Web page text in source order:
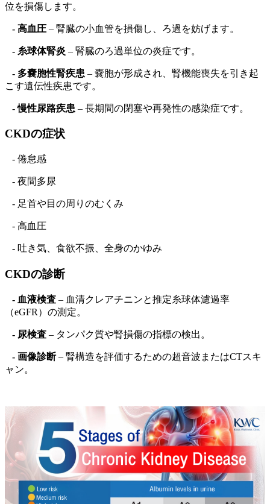
位を損傷します。
- 高血圧 – 腎臓の小血管を損傷し、ろ過を妨げます。
- 糸球体腎炎 – 腎臓のろ過単位の炎症です。
- 多嚢胞性腎疾患 – 嚢胞が形成され、腎機能喪失を引き起
こす遺伝性疾患です。
- 慢性尿路疾患 – 長期間の閉塞や再発性の感染症です。
CKDの症状
- 倦怠感
- 夜間多尿
- 足首や目の周りのむくみ
- 高血圧
- 吐き気、食欲不振、全身のかゆみ
CKDの診断
- 血液検査 – 血清クレアチニンと推定糸球体濾過率
（eGFR）の測定。
- 尿検査 – タンパク質や腎損傷の指標の検出。
- 画像診断– 腎構造を評価するための超音波またはCTスキ
ャン。